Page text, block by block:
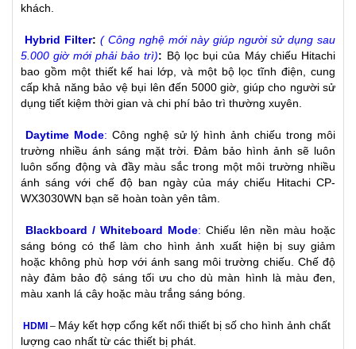
khách.
Hybrid Filter: ( Công nghệ mới này giúp người sử dụng sau
5.000 giờ mới phải bảo trì): Bộ lọc bụi của Máy chiếu Hitachi
bao gồm một thiết kế hai lớp, và một bộ lọc tĩnh điện, cung
cấp khả năng bảo vệ bụi lên đến 5000 giờ, giúp cho người sử
dụng tiết kiệm thời gian và chi phí bảo trì thường xuyên.
Daytime Mode: Công nghệ sử lý hình ảnh chiếu trong môi
trường nhiều ánh sáng mặt trời. Đảm bảo hình ảnh sẽ luôn
luôn sống động và đầy màu sắc trong một môi trường nhiều
ánh sáng với chế độ ban ngày của máy chiếu Hitachi CP-
WX3030WN bạn sẽ hoàn toàn yên tâm.
Blackboard / Whiteboard Mode: Chiếu lên nền màu hoặc
sáng bóng có thể làm cho hình ảnh xuất hiện bị suy giảm
hoặc không phù hơp với ánh sang môi trường chiếu. Chế độ
này đảm bảo độ sáng tối ưu cho dù màn hình là màu đen,
màu xanh lá cây hoặc màu trắng sáng bóng.
HDMI – Máy kết hợp cổng kết nối thiết bị số cho hình ảnh chất
lượng cao nhất từ các thiết bị phát.